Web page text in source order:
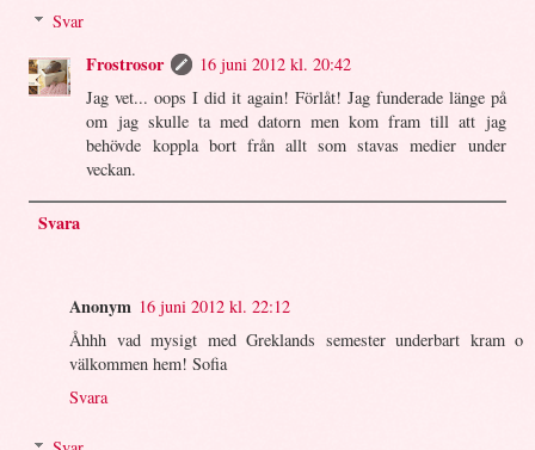
Svar
Frostrosor
16 juni 2012 kl. 20:42
Jag vet... oops I did it again! Förlåt! Jag funderade länge på
om jag skulle ta med datorn men kom fram till att jag
behövde koppla bort från allt som stavas medier under
veckan.
Svara
Anonym 16 juni 2012 kl. 22:12
Åhhh vad mysigt med Greklands semester underbart kram o
välkommen hem! Sofia
Svara